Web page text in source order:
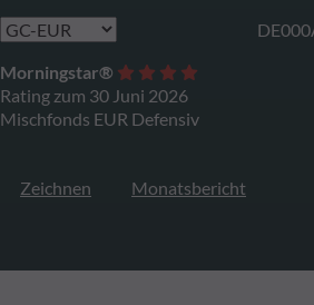
Morningstar®
Rating zum 30 Juni 2026
Mischfonds EUR Defensiv
Zeichnen Monatsbericht